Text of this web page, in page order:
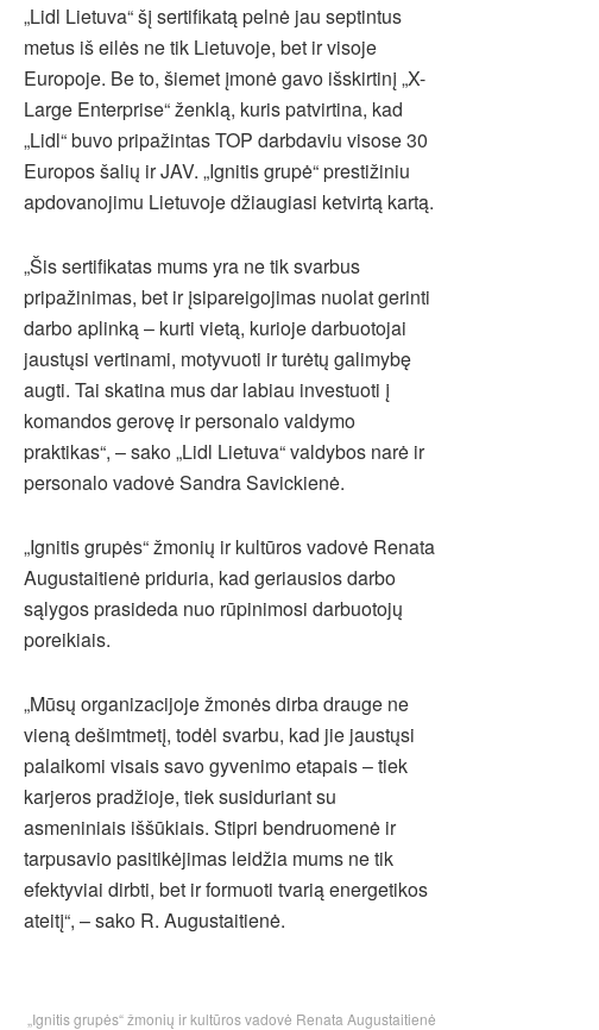
„Lidl Lietuva“ šį sertifikatą pelnė jau septintus
metus iš eilės ne tik Lietuvoje, bet ir visoje
Europoje. Be to, šiemet įmonė gavo išskirtinį „X-
Large Enterprise“ ženklą, kuris patvirtina, kad
„Lidl“ buvo pripažintas TOP darbdaviu visose 30
Europos šalių ir JAV. „Ignitis grupė“ prestižiniu
apdovanojimu Lietuvoje džiaugiasi ketvirtą kartą.
„Šis sertifikatas mums yra ne tik svarbus
pripažinimas, bet ir įsipareigojimas nuolat gerinti
darbo aplinką – kurti vietą, kurioje darbuotojai
jaustųsi vertinami, motyvuoti ir turėtų galimybę
augti. Tai skatina mus dar labiau investuoti į
komandos gerovę ir personalo valdymo
praktikas“, – sako „Lidl Lietuva“ valdybos narė ir
personalo vadovė Sandra Savickienė.
„Ignitis grupės“ žmonių ir kultūros vadovė Renata
Augustaitienė priduria, kad geriausios darbo
sąlygos prasideda nuo rūpinimosi darbuotojų
poreikiais.
„Mūsų organizacijoje žmonės dirba drauge ne
vieną dešimtmetį, todėl svarbu, kad jie jaustųsi
palaikomi visais savo gyvenimo etapais – tiek
karjeros pradžioje, tiek susiduriant su
asmeniniais iššūkiais. Stipri bendruomenė ir
tarpusavio pasitikėjimas leidžia mums ne tik
efektyviai dirbti, bet ir formuoti tvarią energetikos
ateitį“, – sako R. Augustaitienė.
„Ignitis grupės“ žmonių ir kultūros vadovė Renata Augustaitienė